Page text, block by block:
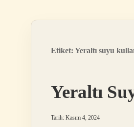
Etiket: Yeraltı suyu
Yeraltı
Tarih: Kasım 4, 2024